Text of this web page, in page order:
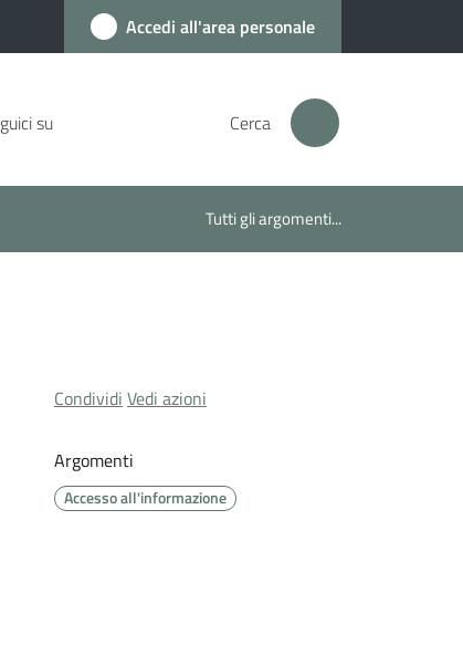
Accedi all'area personale
su Cerca
Tutti gli argomenti...
Condividi Vedi azioni
Argomenti
Accesso all'informazione